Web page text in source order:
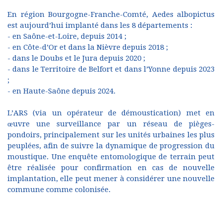
En région Bourgogne-Franche-Comté, Aedes albopictus
est aujourd’hui implanté dans les 8 départements :
- en Saône-et-Loire, depuis 2014 ;
- en Côte-d’Or et dans la Nièvre depuis 2018 ;
- dans le Doubs et le Jura depuis 2020 ;
- dans le Territoire de Belfort et dans l’Yonne depuis 2023
;
- en Haute-Saône depuis 2024.
L’ARS (via un opérateur de démoustication) met en
œuvre une surveillance par un réseau de pièges-
pondoirs, principalement sur les unités urbaines les plus
peuplées, afin de suivre la dynamique de progression du
moustique. Une enquête entomologique de terrain peut
être réalisée pour confirmation en cas de nouvelle
implantation, elle peut mener à considérer une nouvelle
commune comme colonisée.